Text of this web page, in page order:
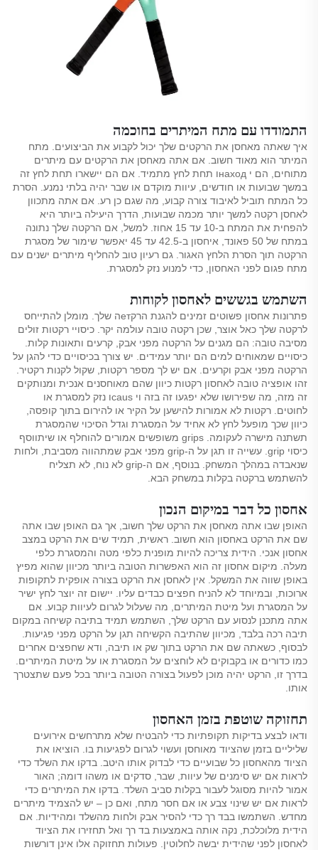
התמודדו עם מתח המיתרים בחוכמה
איך שאתה מאחסן את הרקטים שלך יכול לקבוע את הביצועים. מתח
המיתר הוא מאוד חשוב. אם אתה מאחסן את הרקטים עם מיתרים
מתוחים, הם י находו תחת לחץ מתמיד. אם הם יישארו תחת לחץ זה
במשך שבועות או חודשים, עיוות מוקדם או שבר יהיה בלתי נמנע. הסרת
כל המתח תוביל לאיבוד צורה קבוע, מה שגם כן רע. אם אתה מתכוון
לאחסן רקטה למשך יותר מכמה שבועות, הדרך היעילה ביותר היא
להפחית את המתח ב-10 עד 15 אחוז. למשל, אם הרקטה שלך נתונה
במתח של 50 פאונד, איחסון ב-42.5 עד 45 יאפשר שימור של מסגרת
הרקטה תוך הסרת הלחץ האגור. גם רעיון טוב להחליף מיתרים ישנים עם
מתח פגום לפני האחסון, כדי למנוע נזק למסגרת.
השתמש בגששים לאחסון לקוחות
פתרונות אחסון פשוטים זמינים להגנת הרקетה שלך. מומלן להתייחס
לרקטה שלך כאל אוצר, שכן רקטה טובה עולמה יקר. כיסויי רקטות זולים
מסיבה טובה: הם מגנים על הרקטה מפני אבק, קרעים ותאונות קלות.
כיסויים שמאוחים למים הם יותר עמידים. יש צורך בכיסויים כדי להגן על
הרקטה מפני אבק וקרעים. אם יש לך מספר רקטות, שקול לקנות רקטיר.
זהו אופציה טובה לאחסון רקטות כיוון שהם מאוחסנים אנכית ומנותקים
זה מזה, מה שפירושו שלא יפגעו זה בזה וי causו נזק למסגרת או
לחוטים. רקטות לא אמורות להישען על הקיר או להירום בתוך קופסה,
כיוון שכך מופעל לחץ לא אחיד על המסגרת וגדל הסיכוי שהמסגרת
תשתנה מישרה לעקומה. grips משופשים אמורים להוחלף או שיתווסף
כיסוי grip. עשייה זו תגן על ה-grip מפני אבק שמתהווה מסביבת, ולחות
שנאבדה במהלך המשחק. בנוסף, אם ה-grip לא נוח, לא תצליח
להשתמש ברקטה בקלות במשחק הבא.
אחסון כל דבר במיקום הנכון
האופן שבו אתה מאחסן את הרקט שלך חשוב, אך גם האופן שבו אתה
שם את הרקט באחסון הוא חשוב. ראשית, תמיד שים את הרקט במצב
אחסון אנכי. הידית צריכה להיות מופנית כלפי מטה והמסגרת כלפי
מעלה. מיקום אחסון זה הוא האפשרות הטובה ביותר מכיוון שהוא מפיץ
באופן שווה את המשקל. אין לאחסן את הרקט בצורה אופקית לתקופות
ארוכות, ובמיוחד לא להניח חפצים כבדים עליו. יישום זה יוצר לחץ ישיר
על המסגרת ועל מיטת המיתרים, מה שעלול לגרום לעיוות קבוע. אם
אתה מתכנן לנסוע עם הרקט שלך, השתמש תמיד בתיבה קשיחה במקום
תיבה רכה בלבד, מכיוון שהתיבה הקשיחה תגן על הרקט מפני פגיעות.
לבסוף, כשאתה שם את הרקט בתוך שק או תיבה, ודא שחפצים אחרים
כמו כדורים או בקבוקים לא לוחצים על המסגרת או על מיטת המיתרים.
בדרך זו, הרקט יהיה מוכן לפעול בצורה הטובה ביותר בכל פעם שתצטרך
אותו.
תחזוקה שוטפת בזמן האחסון
ודאו לבצע בדיקות תקופתיות כדי להבטיח שלא מתרחשים אירועים
שליליים בזמן שהציוד מאוחסן ועשוי לגרום לפגיעות בו. הוציאו את
הציוד מהאחסון כל שבועיים כדי לבדוק אותו היטב. בדקו את השלד כדי
לראות אם יש סימנים של עיוות, שבר, סדקים או משהו דומה; האור
אמור להיות מסוגל לעבור בקלות סביב השלד. בדקו את המיתרים כדי
לראות אם יש שינוי צבע או אם חסר מתח, ואם כן – יש להצמיד מיתרים
מחדש. השתמשו בבד רך כדי להסיר אבק ולחות מהשלד ומהידיות. אם
הידית מלוכלכת, נקה אותה באמצעות בד רך ואל תחזירו את הציוד
לאחסון לפני שהידית יבשה לחלוטין. פעולות תחזוקה אלו אינן דורשות